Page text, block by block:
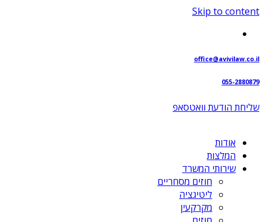
Skip to content
office@avivilaw.co.il
055-2880879
שליחת הודעת וואטסאפ⁩
אודות
המלצות
שירותי המשרד
חוזים מסחריים
ליטיגציה
מקרקעין